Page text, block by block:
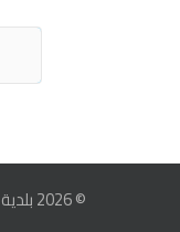
© 2026 بلدية رفراف. كل الحقوق محفوظة